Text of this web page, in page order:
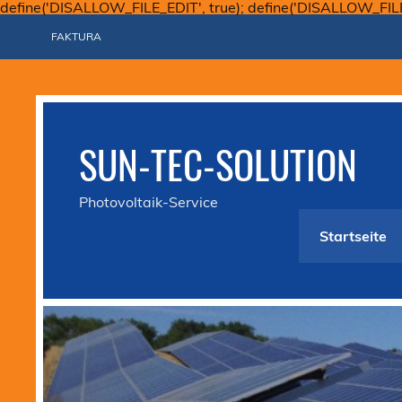
define('DISALLOW_FILE_EDIT', true);
FAKTURA
SUN-TEC-SOLUTION
Photovoltaik-Service
Startseite